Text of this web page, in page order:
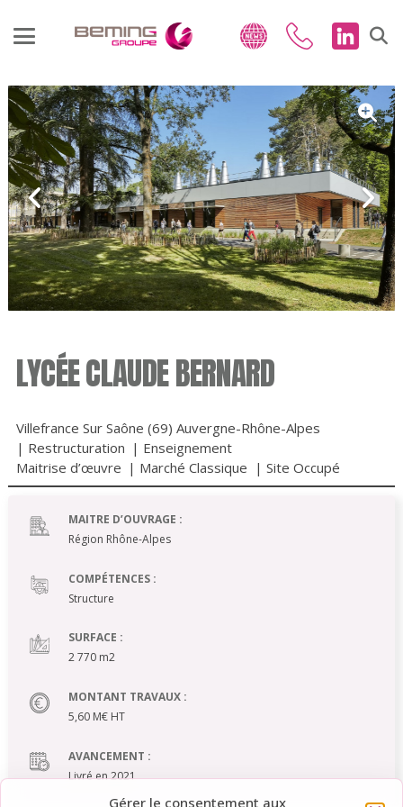
Gérer le consentement aux
LYCÉE CLAUDE BERNARD
Villefrance Sur Saône (69) Auvergne-Rhône-Alpes
| Restructuration | Enseignement
Maitrise d’œuvre | Marché Classique | Site Occupé
MAITRE D’OUVRAGE :
Région Rhône-Alpes
COMPÉTENCES :
Structure
SURFACE :
2 770 m2
MONTANT TRAVAUX :
5,60 M€ HT
AVANCEMENT :
Livré en 2021